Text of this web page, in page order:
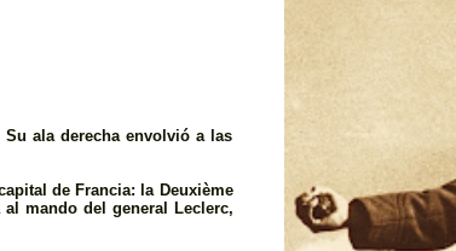
ala derecha envolvió a las
de Francia: la Deuxième
mando del general Leclerc,